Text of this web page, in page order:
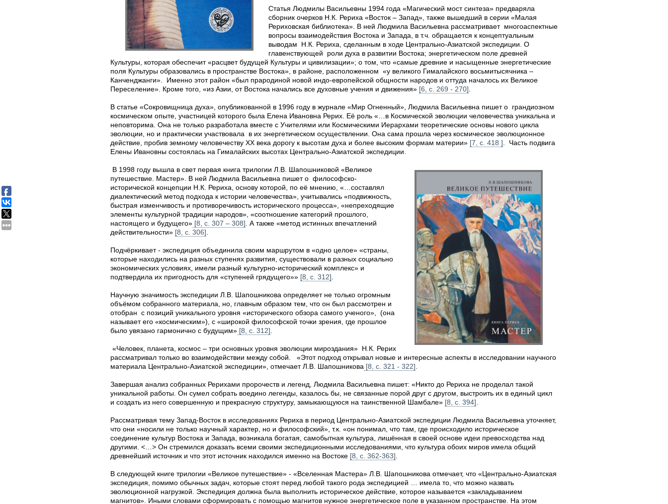
Статья Людмилы Васильевны 1994 года «Магический мост синтеза» предваряла
сборник очерков Н.К. Рериха «Восток – Запад», также вышедший в серии «Малая
Рериховская библиотека». В ней Людмила Васильевна рассматривает многоаспектные
вопросы взаимодействия Востока и Запада, в т.ч. обращается к концептуальным
выводам Н.К. Рериха, сделанным в ходе Центрально-Азиатской экспедиции. О
главенствующей роли духа в развитии Востока; энергетическом поле древней
Культуры, которая обеспечит «расцвет будущей Культуры и цивилизации»; о том, что «самые древние и насыщенные энергетические
поля Культуры образовались в пространстве Востока», в районе, расположенном «у великого Гималайского восьмитысячника –
Канченджанги». Именно этот район «был прародиной новой индо-европейской общности народов и оттуда началось их Великое
Переселение». Кроме того, «из Азии, от Востока начались все духовные учения и движения» [6, с. 269 - 270]
В статье «Сокровищница духа», опубликованной в 1996 году в журнале «Мир Огненный», Людмила Васильевна пишет о грандиозном
космическом опыте, участницей которого была Елена Ивановна Рерих. Её роль «…в Космической эволюции человечества уникальна и
неповторима. Она не только разработала вместе с Учителями или Космическими Иерархами теоретические основы нового цикла
эволюции, но и практически участвовала в их энергетическом осуществлении. Она сама прошла через космическое эволюционное
действие, пробив земному человечеству XX века дорогу к высотам духа и более высоким формам материи» [7, с. 418 ] . Часть подвига
Елены Ивановны состоялась на Гималайских высотах Центрально‑Азиатской экспедиции.
В 1998 году вышла в свет первая книга трилогии Л.В. Шапошниковой «Великое
путешествие. Мастер». В ней Людмила Васильевна пишет о философско-
исторической концепции Н.К. Рериха, основу которой, по её мнению, «…составлял
диалектический метод подхода к истории человечества», учитывались «подвижность,
быстрая изменчивость и противоречивость исторического процесса», «непреходящие
элементы культурной традиции народов», «соотношение категорий прошлого,
настоящего и будущего» [8, с. 307 – 308] . А также «метод истинных впечатлений
действительности» [8, с. 306]
Подчёркивает - экспедиция объединила своим маршрутом в «одно целое» «страны,
которые находились на разных ступенях развития, существовали в разных социально
экономических условиях, имели разный культурно-исторический комплекс» и
подтвердила их пригодность для «ступеней грядущего»» [8, с. 312]
Научную значимость экспедиции Л.В. Шапошникова определяет не только огромным
объёмом собранного материала, но, главным образом тем, что он был рассмотрен и
отобран с позиций уникального уровня «исторического обзора самого ученого», (она
называет его «космическим»), с «широкой философской точки зрения, где прошлое
было увязано гармонично с будущим» [8, с. 312]
«Человек, планета, космос – три основных уровня эволюции мироздания» Н.К. Рерих
рассматривал только во взаимодействии между собой. «Этот подход открывал новые и интересные аспекты в исследовании научного
материала Центрально-Азиатской экспедиции», отмечает Л.В. Шапошникова [8, с. 321 - 322]
Завершая анализ собранных Рерихами пророчеств и легенд, Людмила Васильевна пишет: «Никто до Рериха не проделал такой
уникальной работы. Он сумел собрать воедино легенды, казалось бы, не связанные порой друг с другом, выстроить их в единый цикл
и создать из него совершенную и прекрасную структуру, замыкающуюся на таинственной Шамбале» [8, с. 394]
Рассматривая тему Запад-Восток в исследованиях Рериха в период Центрально-Азиатской экспедиции Людмила Васильевна уточняет,
что они «носили не только научный характер, но и философский», т.к. «он понимал, что там, где происходило историческое
соединение культур Востока и Запада, возникала богатая, самобытная культура, лишённая в своей основе идеи превосходства над
другими. <…> Он стремился доказать всеми своими экспедиционными исследованиями, что культура обоих миров имела общий
древнейший источник и что этот источник находился именно на Востоке [8, с. 362-363]
В следующей книге трилогии «Великое путешествие» - «Вселенная Мастера» Л.В. Шапошникова отмечает, что «Центрально-Азиатская
экспедиция, помимо обычных задач, которые стоят перед любой такого рода экспедицией … имела то, что можно назвать
эволюционной нагрузкой. Экспедиция должна была выполнить историческое действие, которое называется «закладыванием
магнитов». Иными словами сформировать с помощью магнитов нужное энергетическое поле в указанном пространстве. На этом